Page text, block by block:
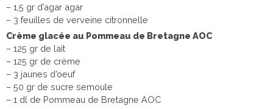
– 1,5 gr d’agar agar
– 3 feuilles de verveine citronnelle
Crème glacée au Pommeau de Bretagne AOC
– 125 gr de lait
– 125 gr de crème
– 3 jaunes d’oeuf
– 50 gr de sucre semoule
– 1 dl de Pommeau de Bretagne AOC